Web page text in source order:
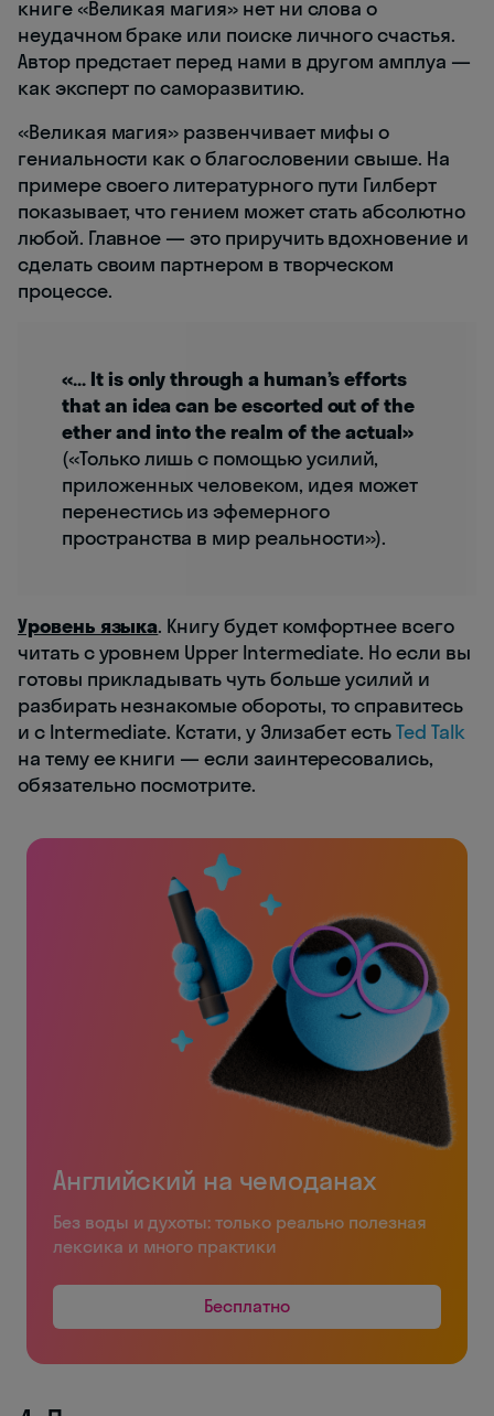
книге «Великая магия» нет ни слова о
неудачном браке или поиске личного счастья.
Автор предстает перед нами в другом амплуа —
как эксперт по саморазвитию.
«Великая магия» развенчивает мифы о
гениальности как о благословении свыше. На
примере своего литературного пути Гилберт
показывает, что гением может стать абсолютно
любой. Главное — это приручить вдохновение и
сделать своим партнером в творческом
процессе.
«… It is only through a human’s efforts
that an idea can be escorted out of the
ether and into the realm of the actual»
(«Только лишь с помощью усилий,
приложенных человеком, идея может
перенестись из эфемерного
пространства в мир реальности»).
Уровень языка. Книгу будет комфортнее всего
читать с уровнем Upper Intermediate. Но если вы
готовы прикладывать чуть больше усилий и
разбирать незнакомые обороты, то справитесь
и с Intermediate. Кстати, у Элизабет естьTed Talk
на тему ее книги — если заинтересовались,
обязательно посмотрите.
Английский на чемоданах
Без воды и духоты: только реально полезная
лексика и много практики
Бесплатно